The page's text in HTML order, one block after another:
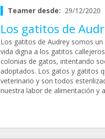
Teamer desde: 29/12/2020
Los gatitos de
Los gatitos de Audrey somos
vida digna a los gatitos
colonias de gatos, intentando
adoptados. Los gatos y gatitos
veterinario y son todos
nuestra labor de alimentación y